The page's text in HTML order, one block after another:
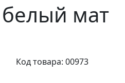
мат
Код товара: 00973